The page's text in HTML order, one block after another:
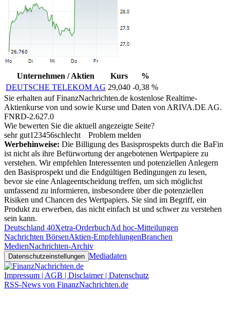
Unternehmen / Aktien Kurs
%
DEUTSCHE TELEKOM AG 29,040 -0,38 %
Sie erhalten auf FinanzNachrichten.de kostenlose Realtime-
Aktienkurse von und sowie Kurse und Daten von ARIVA.DE AG.
FNRD-2.627.0
Wie bewerten Sie die aktuell angezeigte Seite?
sehr gut1 23456schlecht
Problem melden
Werbehinweise: Die Billigung des Basisprospekts durch die BaFin
ist nicht als ihre Befürwortung der angebotenen Wertpapiere zu
verstehen. Wir empfehlen Interessenten und potenziellen Anlegern
den Basisprospekt und die Endgültigen Bedingungen zu lesen,
bevor sie eine Anlageentscheidung treffen, um sich möglichst
umfassend zu informieren, insbesondere über die potenziellen
Risiken und Chancen des Wertpapiers. Sie sind im Begriff, ein
Produkt zu erwerben, das nicht einfach ist und schwer zu verstehen
sein kann.
Deutschland 40Xetra-OrderbuchAd hoc-Mitteilungen
Nachrichten BörsenAktien-EmpfehlungenBranchen
MedienNachrichten-Archiv
Datenschutzeinstellungen Mediadaten
Impressum | AGB | Disclaimer | Datenschutz
RSS-News von FinanzNachrichten.de